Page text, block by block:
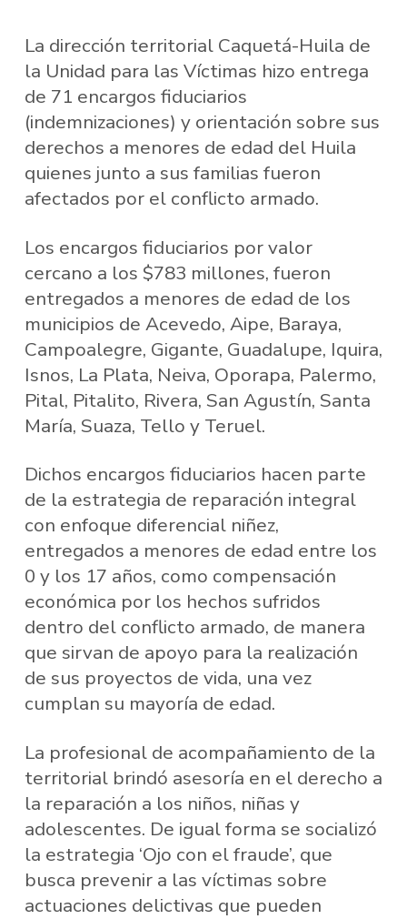
La dirección territorial Caquetá-Huila de
la Unidad para las Víctimas hizo entrega
de 71 encargos fiduciarios
(indemnizaciones) y orientación sobre sus
derechos a menores de edad del Huila
quienes junto a sus familias fueron
afectados por el conflicto armado.
Los encargos fiduciarios por valor
cercano a los $783 millones, fueron
entregados a menores de edad de los
municipios de Acevedo, Aipe, Baraya,
Campoalegre, Gigante, Guadalupe, Iquira,
Isnos, La Plata, Neiva, Oporapa, Palermo,
Pital, Pitalito, Rivera, San Agustín, Santa
María, Suaza, Tello y Teruel.
Dichos encargos fiduciarios hacen parte
de la estrategia de reparación integral
con enfoque diferencial niñez,
entregados a menores de edad entre los
0 y los 17 años, como compensación
económica por los hechos sufridos
dentro del conflicto armado, de manera
que sirvan de apoyo para la realización
de sus proyectos de vida, una vez
cumplan su mayoría de edad.
La profesional de acompañamiento de la
territorial brindó asesoría en el derecho a
la reparación a los niños, niñas y
adolescentes. De igual forma se socializó
la estrategia ‘Ojo con el fraude’, que
busca prevenir a las víctimas sobre
actuaciones delictivas que pueden